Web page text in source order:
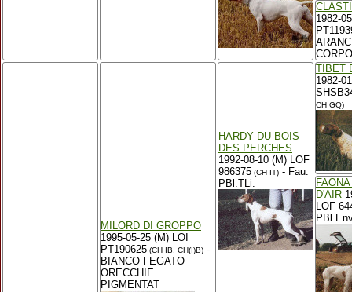
1982-
CORPO
MILORD DI GROPPO
1995-05-25 (M) LOI
PT190625 (CH IB, CH(I)B) -
BIANCO FEGATO
ORECCHIE
PIGMENTAT
HARDY DU BOIS
DES PERCHES
1992-08-10 (M) LOF
986375 (CH IT) - Fau.
PBl.TLi.
TIBET
1982-
CH GQ)
D'AIR
LOF